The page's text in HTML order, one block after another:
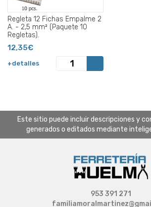
Regleta 12 Fichas Empalme 2
A. - 2,5 mm² (Paquete 10
Regletas).
12,35€
+detalles
Este sitio puede incluir descripciones y
generados o editados mediante
953 391 271